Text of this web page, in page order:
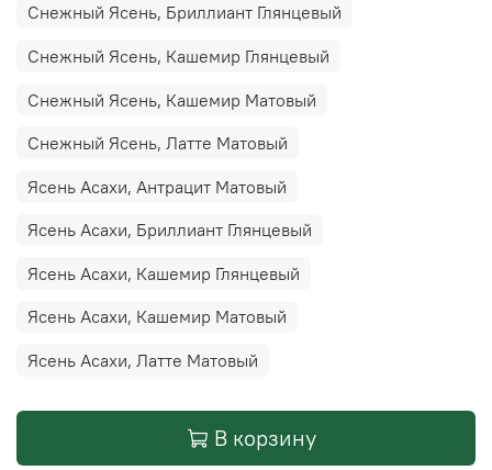
Снежный Ясень, Бриллиант Глянцевый
Снежный Ясень, Кашемир Глянцевый
Снежный Ясень, Кашемир Матовый
Снежный Ясень, Латте Матовый
Ясень Асахи, Антрацит Матовый
Ясень Асахи, Бриллиант Глянцевый
Ясень Асахи, Кашемир Глянцевый
Ясень Асахи, Кашемир Матовый
Ясень Асахи, Латте Матовый
В корзину